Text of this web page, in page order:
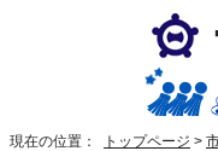
現在の位置： トップページ >